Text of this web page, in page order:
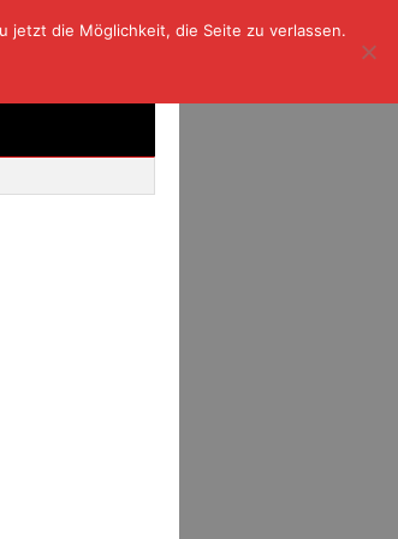
jetzt die Möglichkeit, die Seite zu verlassen.